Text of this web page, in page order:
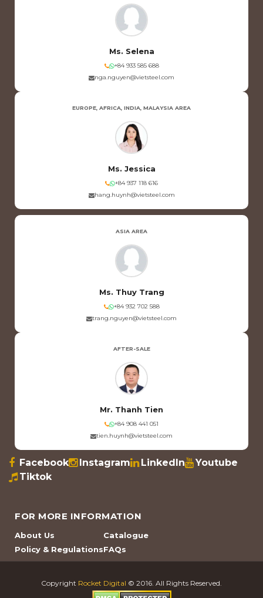
Ms. Selena
+84 933 585 688
nga.nguyen@vietsteel.com
EUROPE, AFRICA, INDIA, MALAYSIA AREA
Ms. Jessica
+84 937 118 616
hang.huynh@vietsteel.com
ASIA AREA
Ms. Thuy Trang
+84 932 702 588
trang.nguyen@vietsteel.com
AFTER-SALE
Mr. Thanh Tien
+84 908 441 051
tien.huynh@vietsteel.com
Facebook Instagram LinkedIn
Youtube
Tiktok
FOR MORE INFORMATION
About Us
Policy & Regulations
Catalogue
FAQs
Copyright Rocket Digital © 2016. All Rights Reserved.